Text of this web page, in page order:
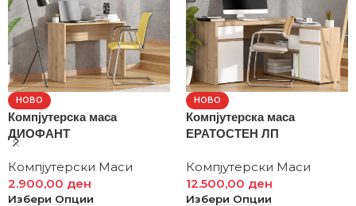
НОВО
Компјутерска маса
ДИОФАНТ
Компјутерски Маси
2.900,00 ден
Избери Опции
НОВО
Компјутерска маса
ЕРАТОСТЕН ЛП
Компјутерски Маси
12.500,00 ден
Избери Опции